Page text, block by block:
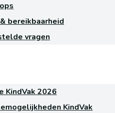
bereikbaarheid
vragen
KindVak 2026
KindVak